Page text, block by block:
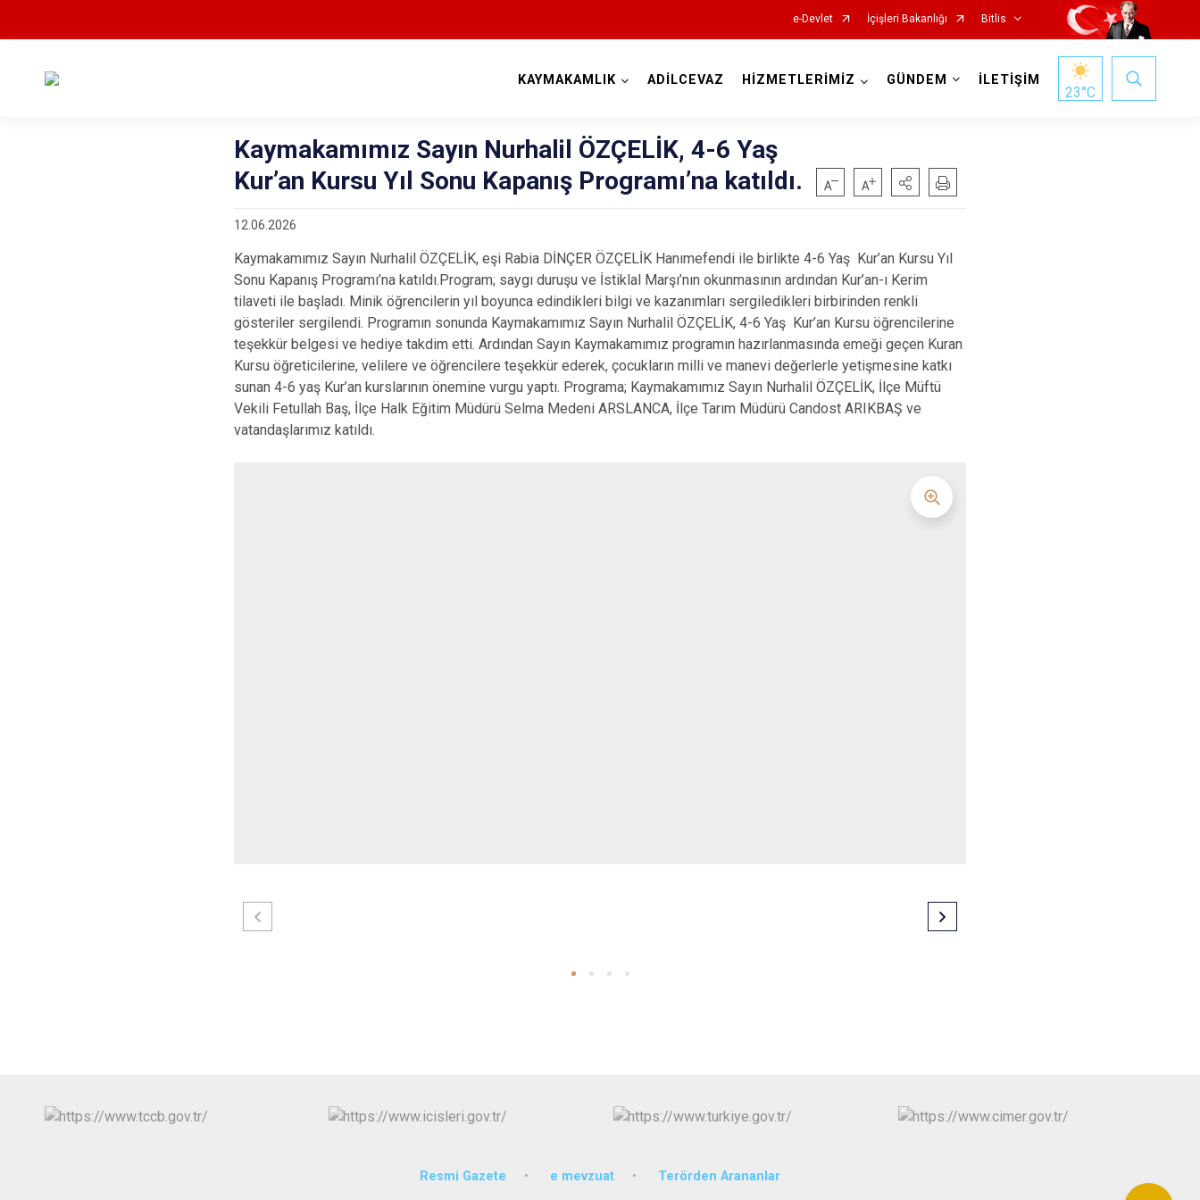
e-Devlet İçişleri Bakanlığı Bitlis
Adilcevaz
Ahlat
Güroymak
Hizan
Mutki
KAYMAKAMLIK ADİLCEVAZ HİZMETLERİMİZ GÜNDEM İLETİŞİM
23°C
Kaymakamımız Sayın Nurhalil ÖZÇELİK, 4-6 Yaş
Kur’an Kursu Yıl Sonu Kapanış Programı’na katıldı.
12.06.2026
Kaymakamımız Sayın Nurhalil ÖZÇELİK, eşi Rabia DİNÇER ÖZÇELİK Hanımefendi ile birlikte 4-6 Yaş Kur’an Kursu Yıl
Sonu Kapanış Programı’na katıldı.Program; saygı duruşu ve İstiklal Marşı’nın okunmasının ardından Kur’an-ı Kerim
tilaveti ile başladı. Minik öğrencilerin yıl boyunca edindikleri bilgi ve kazanımları sergiledikleri birbirinden renkli
gösteriler sergilendi. Programın sonunda Kaymakamımız Sayın Nurhalil ÖZÇELİK, 4-6 Yaş Kur’an Kursu öğrencilerine
teşekkür belgesi ve hediye takdim etti. Ardından Sayın Kaymakamımız programın hazırlanmasında emeği geçen Kuran
Kursu öğreticilerine, velilere ve öğrencilere teşekkür ederek, çocukların milli ve manevi değerlerle yetişmesine katkı
sunan 4-6 yaş Kur’an kurslarının önemine vurgu yaptı. Programa; Kaymakamımız Sayın Nurhalil ÖZÇELİK, İlçe Müftü
Vekili Fetullah Baş, İlçe Halk Eğitim Müdürü Selma Medeni ARSLANCA, İlçe Tarım Müdürü Candost ARIKBAŞ ve
vatandaşlarımız katıldı.
Resmi Gazete e mevzuat Terörden Arananlar